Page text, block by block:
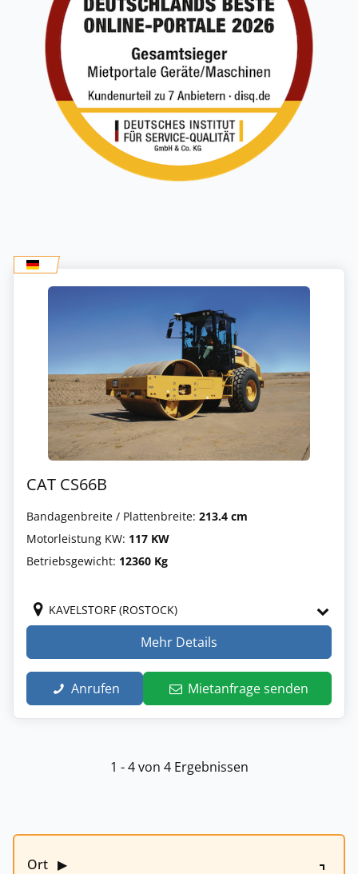
CAT CS66B
Bandagenbreite / Plattenbreite: 213.4 cm
Motorleistung KW: 117 KW
Betriebsgewicht: 12360 Kg
KAVELSTORF (ROSTOCK)
Mehr Details
Anrufen Mietanfrage senden
1 - 4 von 4 Ergebnissen
Ort ▶